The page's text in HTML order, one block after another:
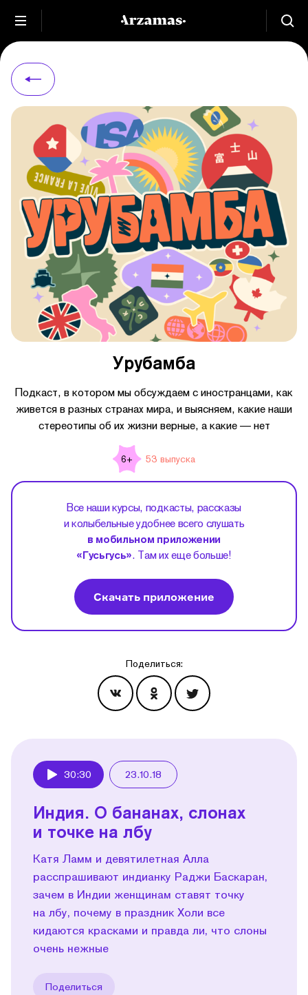
Урубамба
Подкаст, в котором мы обсуждаем с иностранцами, как
живется в разных странах мира, и выясняем, какие наши
стереотипы об их жизни верные, а какие — нет
6+ 53 выпуска
Все наши курсы, подкасты, рассказы
и колыбельные удобнее всего слушать
в мобильном приложении
«Гусьгусь». Там их еще больше!
Скачать приложение
Поделиться:
30:30 23.10.18
Индия. О бананах, слонах
и точке на лбу
Катя Ламм и девятилетная Алла
расспрашивают индианку Раджи Баскаран,
зачем в Индии женщинам ставят точку
на лбу, почему в праздник Холи все
кидаются красками и правда ли, что слоны
очень нежные
Поделиться